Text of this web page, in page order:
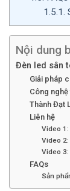
1.5.1.
Nội dung
Đèn led sân
Giải pháp
Công
Thành Đạt
Liên hệ
Video 1:
Video 2:
Video
FAQs
Sản